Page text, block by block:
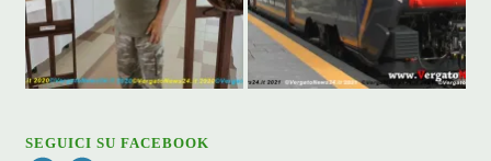
SEGUICI SU FACEBOOK